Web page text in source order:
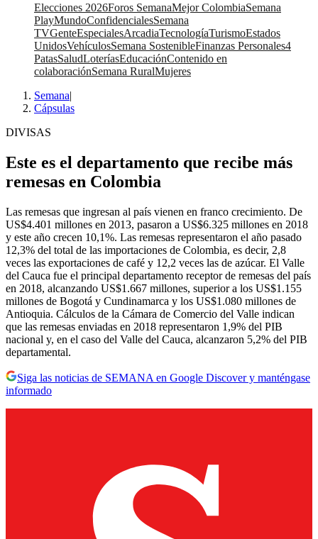
Elecciones 2026Foros SemanaMejor ColombiaSemana
PlayMundoConfidencialesSemana
TVGenteEspecialesArcadiaTecnologíaTurismoEstados
UnidosVehículosSemana SostenibleFinanzas Personales4
PatasSaludLoteríasEducaciónContenido en
colaboraciónSemana RuralMujeres
Semana|
Cápsulas
DIVISAS
Este es el departamento que recibe más
remesas en Colombia
Las remesas que ingresan al país vienen en franco crecimiento. De
US$4.401 millones en 2013, pasaron a US$6.325 millones en 2018
y este año crecen 10,1%. Las remesas representaron el año pasado
12,3% del total de las importaciones de Colombia, es decir, 2,8
veces las exportaciones de café y 12,2 veces las de azúcar. El Valle
del Cauca fue el principal departamento receptor de remesas del país
en 2018, alcanzando US$1.667 millones, superior a los US$1.155
millones de Bogotá y Cundinamarca y los US$1.080 millones de
Antioquia. Cálculos de la Cámara de Comercio del Valle indican
que las remesas enviadas en 2018 representaron 1,9% del PIB
nacional y, en el caso del Valle del Cauca, alcanzaron 5,2% del PIB
departamental.
Siga las noticias de SEMANA en Google Discover y manténgase
informado